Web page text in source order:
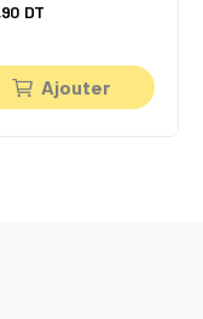
,90 DT
Ajouter